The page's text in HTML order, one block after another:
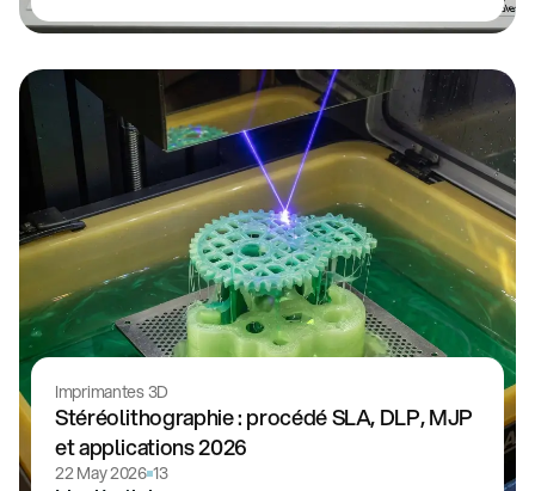
Imprimantes 3D
Stéréolithographie : procédé SLA, DLP, MJP
et applications 2026
22 May 2026 13